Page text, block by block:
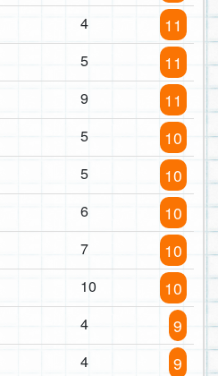
4 11
5 11
9 11
5 10
5 10
6 10
7 10
10 10
4 9
4 9